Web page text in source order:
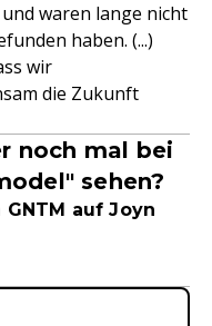
waren lange nicht
haben. (...)
wir
die Zukunft
noch mal bei
sehen?
auf Joyn